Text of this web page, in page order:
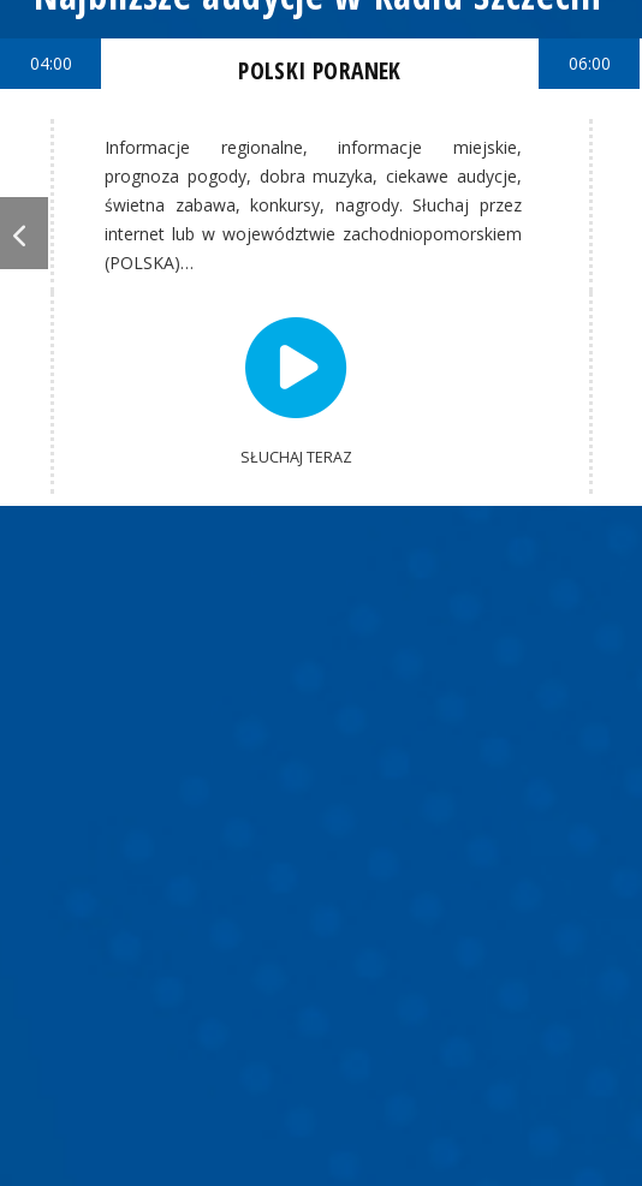
04:00 POLSKI PORANEK
Informacje regionalne, informacje miejskie,
prognoza pogody, dobra muzyka, ciekawe audycje,
świetna zabawa, konkursy, nagrody. Słuchaj przez
internet lub w województwie zachodniopomorskiem
(POLSKA)…
SŁUCHAJ TERAZ
06:00